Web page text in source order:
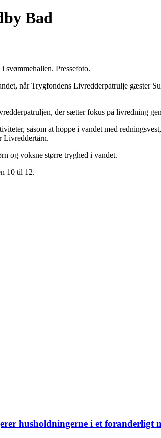
Bad
svømmehallen. Pressefoto.
når Trygfondens Livredderpatrulje gæster
der sætter fokus på livredning
såsom at hoppe i vandet med
Livreddertårn.
og voksne større tryghed i vandet.
10 til 12.
husholdningerne i et foranderligt